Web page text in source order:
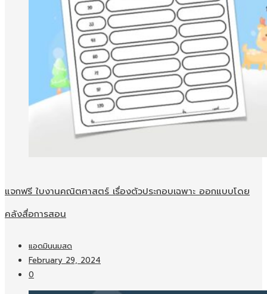
แจกฟรี ใบงานคณิตศาสตร์ เรื่องตัวประกอบเฉพาะ ออกแบบโดย
คลังสื่อการสอน
แอดมินนมสด
February 29, 2024
0